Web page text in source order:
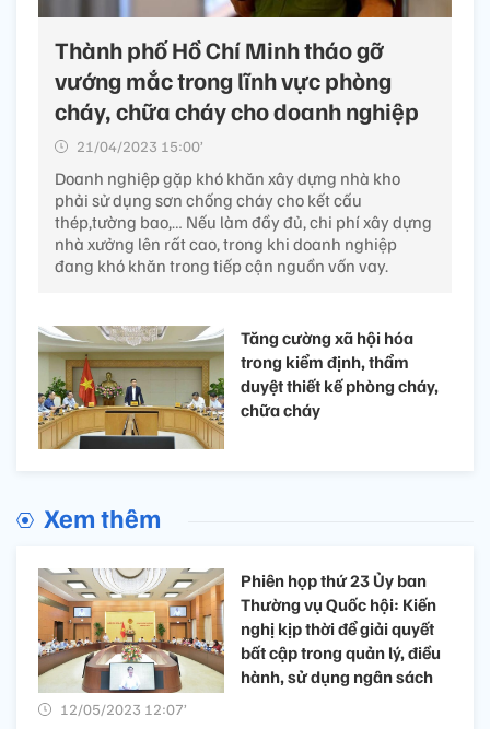
Thành phố Hồ Chí Minh tháo gỡ
vướng mắc trong lĩnh vực phòng
cháy, chữa cháy cho doanh nghiệp
21/04/2023 15:00’
Doanh nghiệp gặp khó khăn xây dựng nhà kho
phải sử dụng sơn chống cháy cho kết cấu
thép,tường bao,… Nếu làm đầy đủ, chi phí xây dựng
nhà xưởng lên rất cao, trong khi doanh nghiệp
đang khó khăn trong tiếp cận nguồn vốn vay.
Tăng cường xã hội hóa
trong kiểm định, thẩm
duyệt thiết kế phòng cháy,
chữa cháy
Xem thêm
Phiên họp thứ 23 Ủy ban
Thường vụ Quốc hội: Kiến
nghị kịp thời để giải quyết
bất cập trong quản lý, điều
hành, sử dụng ngân sách
12/05/2023 12:07’